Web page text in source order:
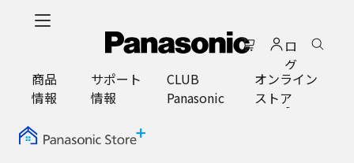
ロ
グ
イ
ン
商品
情報
サポート
情報
CLUB
Panasonic
オンライン
ストア